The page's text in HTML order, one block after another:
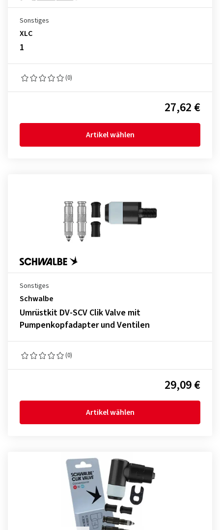
Sonstiges
XLC
1
(0)
27,62 €
Artikel wählen
Sonstiges
Schwalbe
Umrüstkit DV-SCV Clik Valve mit
Pumpenkopfadapter und Ventilen
(0)
29,09 €
Artikel wählen